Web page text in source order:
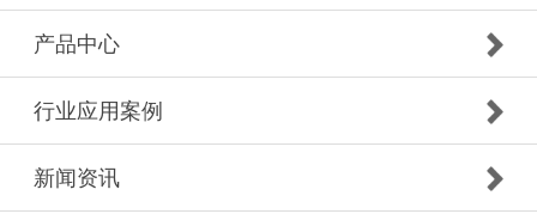
产品中心
行业应用案例
新闻资讯